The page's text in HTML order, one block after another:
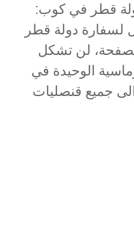
دولة قطر في كوب:
لسفارة دولة قطر
لن تشكل
الوحيدة في
جميع قنصليات